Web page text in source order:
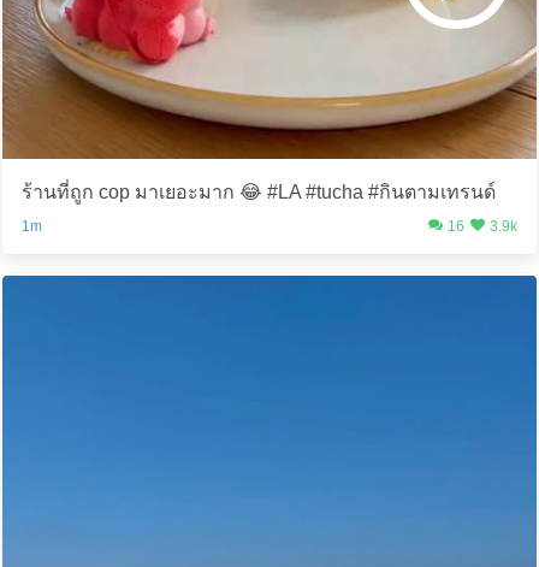
ร้านที่ถูก cop มาเยอะมาก 😂 #LA #tucha #กินตามเทรนด์
1m 16 3.9k